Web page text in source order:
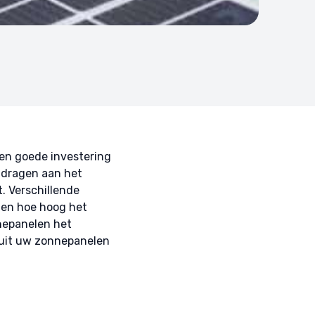
goede investering
aan het
Verschillende
hoe hoog het
het
uw zonnepanelen